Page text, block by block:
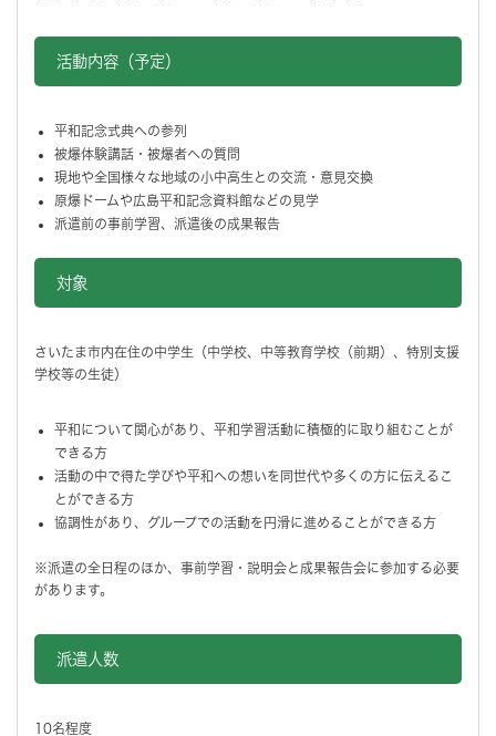
活動内容（予定）
平和記念式典への参列
被爆体験講話・被爆者への質問
現地や全国様々な地域の小中高生との交流・意見交換
原爆ドームや広島平和記念資料館などの見学
派遣前の事前学習、派遣後の成果報告
対象
さいたま市内在住の中学生（中学校、中等教育学校（前期）、特別支援
学校等の生徒）
平和について関心があり、平和学習活動に積極的に取り組むことが
できる方
活動の中で得た学びや平和への想いを同世代や多くの方に伝えるこ
とができる方
協調性があり、グループでの活動を円滑に進めることができる方
※派遣の全日程のほか、事前学習・説明会と成果報告会に参加する必要
があります。
派遣人数
10名程度